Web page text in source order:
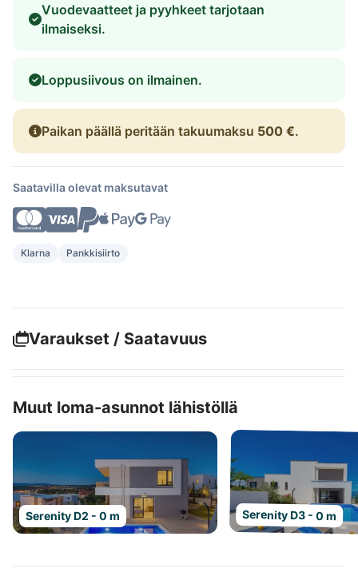
Vuodevaatteet ja pyyhkeet tarjotaan
ilmaiseksi.
Loppusiivous on ilmainen.
Paikan päällä peritään takuumaksu 500 €.
Saatavilla olevat maksutavat
Klarna Pankkisiirto
Varaukset / Saatavuus
Muut loma-asunnot lähistöllä
Serenity D2 - 0 m Serenity D3 - 0 m